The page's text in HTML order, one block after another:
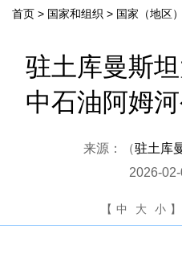
首页 > 国家和组织 > 国家（地区）
驻土库曼斯
中石油阿姆
来源：（驻土库
2026-
【 中 大 小 】